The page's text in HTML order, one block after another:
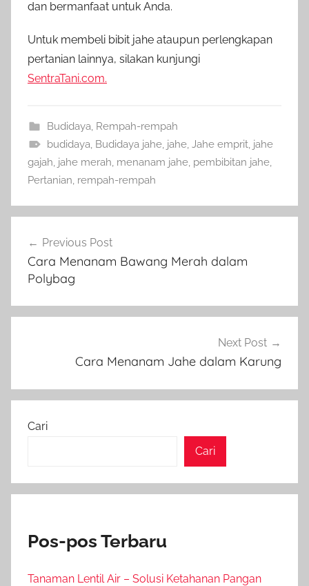
dan bermanfaat untuk Anda.
Untuk membeli bibit jahe ataupun perlengkapan
pertanian lainnya, silakan kunjungi
SentraTani.com.
Budidaya, Rempah-rempah
budidaya, Budidaya jahe, jahe, Jahe emprit, jahe
gajah, jahe merah, menanam jahe, pembibitan jahe,
Pertanian, rempah-rempah
pos
Previous Post
Cara Menanam Bawang Merah dalam
Polybag
Next Post
Cara Menanam Jahe dalam Karung
Cari
Cari
Pos-pos Terbaru
Tanaman Lentil Air – Solusi Ketahanan Pangan